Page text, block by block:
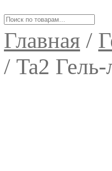
Главная /
/ Ta2